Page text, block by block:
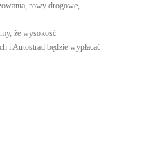
rowy drogowe,
że wysokość
i Autostrad będzie wypłacać